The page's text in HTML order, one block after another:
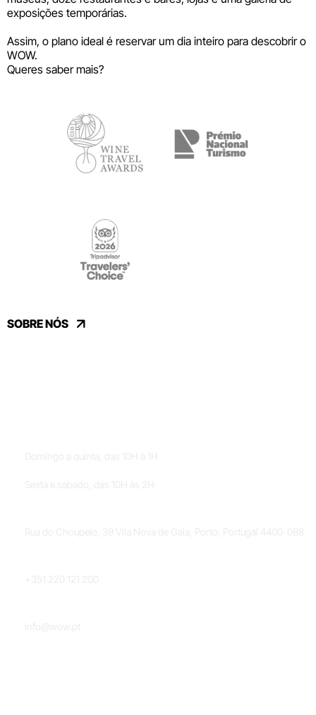
exposições temporárias.
Assim, o plano ideal é reservar um dia inteiro para descobrir o
WOW.
Queres saber mais?
SOBRE NÓS